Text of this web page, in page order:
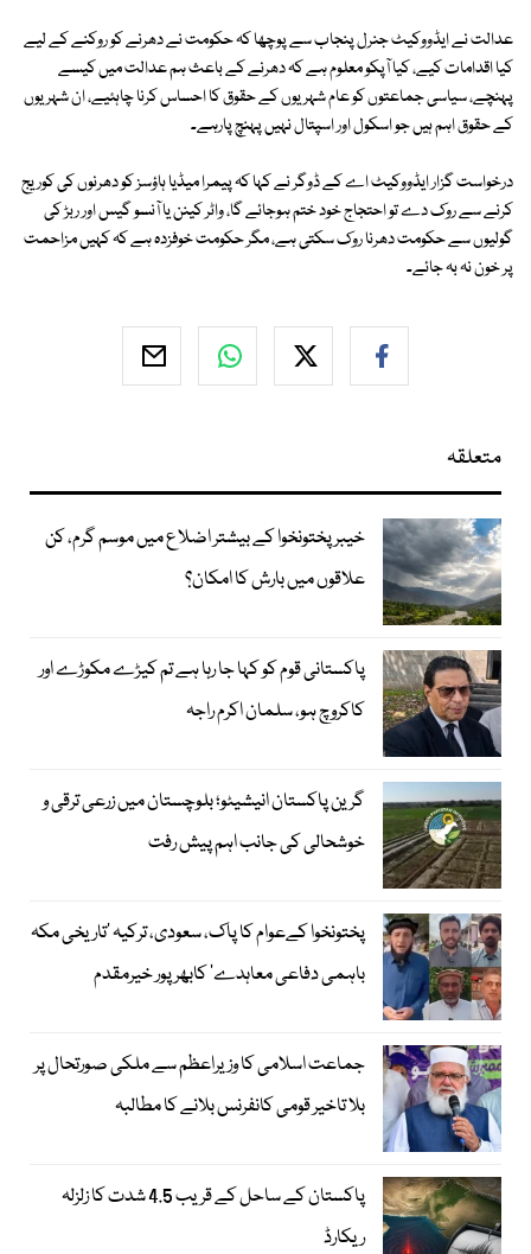
عدالت نے ایڈووکیٹ جنرل پنجاب سے پوچھا کہ حکومت نے دھرنے کو روکنے کے لیے
کیا اقدامات کیے، کیا آپکو معلوم ہے کہ دھرنے کے باعث ہم عدالت میں کیسے
پہنچے، سیاسی جماعتوں کو عام شہریوں کے حقوق کا احساس کرنا چاہئیے، ان شہریوں
کے حقوق اہم ہیں جو اسکول اور اسپتال نہیں پہنچ پارہے۔
درخواست گزار ایڈووکیٹ اے کے ڈوگر نے کہا کہ پیمرا میڈیا ہاؤسز کو دھرنوں کی کوریج
کرنے سے روک دے تو احتجاج خود ختم ہوجائے گا، واٹر کینن یا آنسو گیس اور ربڑ کی
گولیوں سے حکومت دھرنا روک سکتی ہے، مگر حکومت خوفزدہ ہے کہ کہیں مزاحمت
پر خون نہ بہ جائے۔
متعلقہ
خیبر پختونخوا کے بیشتر اضلاع میں موسم گرم، کن
علاقوں میں بارش کا امکان؟
پاکستانی قوم کو کہا جا رہا ہے تم کیڑے مکوڑے اور
کاکروچ ہو، سلمان اکرم راجہ
گرین پاکستان انیشیٹو؛ بلوچستان میں زرعی ترقی و
خوشحالی کی جانب اہم پیش رفت
پختونخوا کےعوام کا پاک، سعودی، ترکیہ ’تاریخی مکہ
باہمی دفاعی معاہدے‘ کابھرپور خیرمقدم
جماعت اسلامی کا وزیراعظم سے ملکی صورتحال پر
بلا تاخیر قومی کانفرنس بلانے کا مطالبہ
پاکستان کے ساحل کے قریب 4.5 شدت کا زلزلہ
ریکارڈ